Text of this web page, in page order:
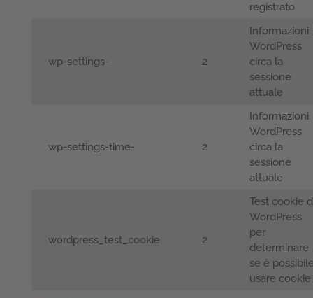
registrato
wp-settings- 2
Informazioni
WordPress
circa la
sessione
attuale
wp-settings-time- 2
Informazioni
WordPress
circa la
sessione
attuale
wordpress_test_cookie 2
Test cookie
WordPress
per
determinare
se è
usare cookie